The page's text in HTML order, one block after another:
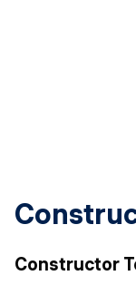
Constructor